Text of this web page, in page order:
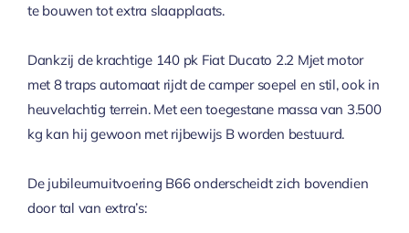
te bouwen tot extra slaapplaats.
Dankzij de krachtige 140 pk Fiat Ducato 2.2 Mjet motor
met 8 traps automaat rijdt de camper soepel en stil, ook in
heuvelachtig terrein. Met een toegestane massa van 3.500
kg kan hij gewoon met rijbewijs B worden bestuurd.
De jubileumuitvoering B66 onderscheidt zich bovendien
door tal van extra’s: